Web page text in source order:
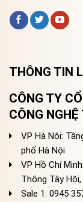
THÔNG TIN
CÔNG TY
CÔNG
VP Hà Nội:
phố Hà Nội
VP Hồ Chí
Thông Tây
Sale 1: 0945